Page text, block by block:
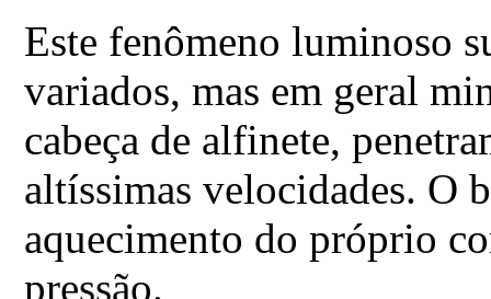
Este fenômeno luminoso
variados, mas em geral
cabeça de alfinete,
altíssimas velocidades. O
aquecimento do próprio
pressão.